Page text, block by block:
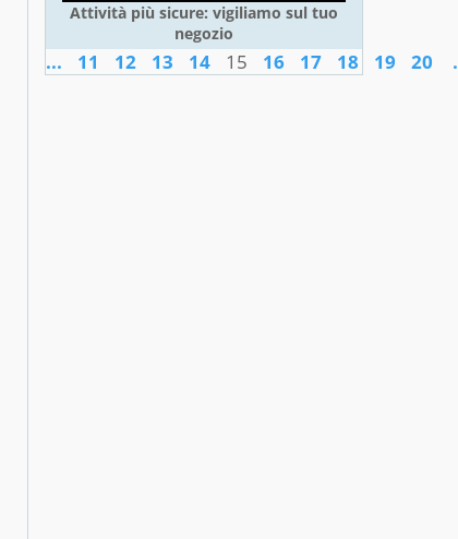
Attività più sicure: vigiliamo sul tuo
negozio
... 11 12 13 14 15 16 17 18 19 20